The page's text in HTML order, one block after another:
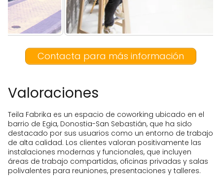
Contacta para más información
Valoraciones
Teila Fabrika es un espacio de coworking ubicado en el
barrio de Egia, Donostia-San Sebastián, que ha sido
destacado por sus usuarios como un entorno de trabajo
de alta calidad. Los clientes valoran positivamente las
instalaciones modernas y funcionales, que incluyen
áreas de trabajo compartidas, oficinas privadas y salas
polivalentes para reuniones, presentaciones y talleres.